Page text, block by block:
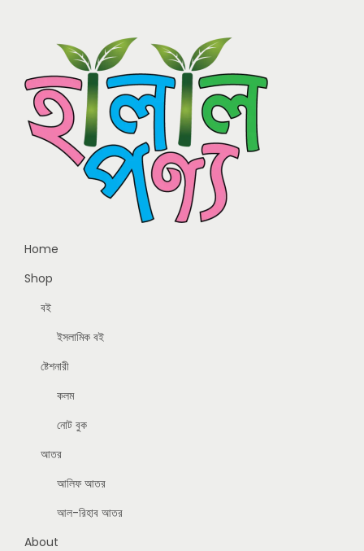
Home
Shop
বই
ইসলামিক বই
ষ্টেশনারী
কলম
নোট বুক
আতর
আলিফ আতর
আল-রিহাব আতর
About